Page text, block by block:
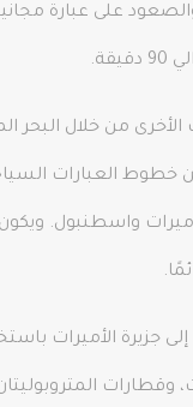
على عبارة
من خلال البحر
خطوط العبارات
واسطنبول.
جزيرة الأميرات
وقطارات